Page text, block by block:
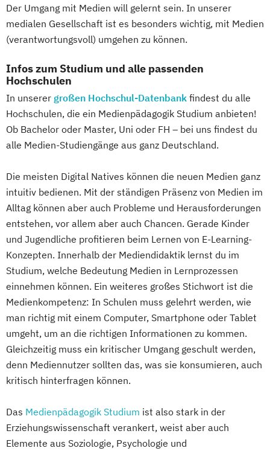
Der Umgang mit Medien will gelernt sein. In unserer
medialen Gesellschaft ist es besonders wichtig, mit Medien
(verantwortungsvoll) umgehen zu können.
Infos zum Studium und alle passenden
Hochschulen
In unserer großen Hochschul-Datenbank findest du alle
Hochschulen, die ein Medienpädagogik Studium anbieten!
Ob Bachelor oder Master, Uni oder FH – bei uns findest du
alle Medien-Studiengänge aus ganz Deutschland.
Die meisten Digital Natives können die neuen Medien ganz
intuitiv bedienen. Mit der ständigen Präsenz von Medien im
Alltag können aber auch Probleme und Herausforderungen
entstehen, vor allem aber auch Chancen. Gerade Kinder
und Jugendliche profitieren beim Lernen von E-Learning-
Konzepten. Innerhalb der Mediendidaktik lernst du im
Studium, welche Bedeutung Medien in Lernprozessen
einnehmen können. Ein weiteres großes Stichwort ist die
Medienkompetenz: In Schulen muss gelehrt werden, wie
man richtig mit einem Computer, Smartphone oder Tablet
umgeht, um an die richtigen Informationen zu kommen.
Gleichzeitig muss ein kritischer Umgang geschult werden,
denn Mediennutzer sollten das, was sie konsumieren, auch
kritisch hinterfragen können.
Das Medienpädagogik Studium ist also stark in der
Erziehungswissenschaft verankert, weist aber auch
Elemente aus Soziologie, Psychologie und